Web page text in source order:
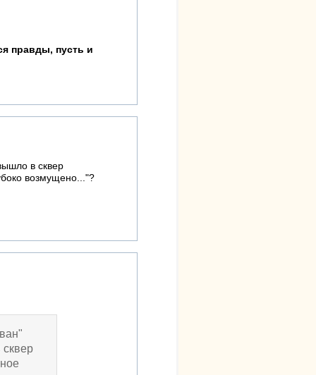
правды, пусть и
в сквер
возмущено..."?
сквер